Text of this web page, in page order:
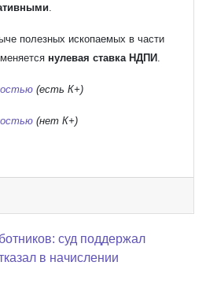
полезных ископаемых в части
нулевая ставка НДПИ
(есть К+)
(нет К+)
записямсуд поддержал
в начислении